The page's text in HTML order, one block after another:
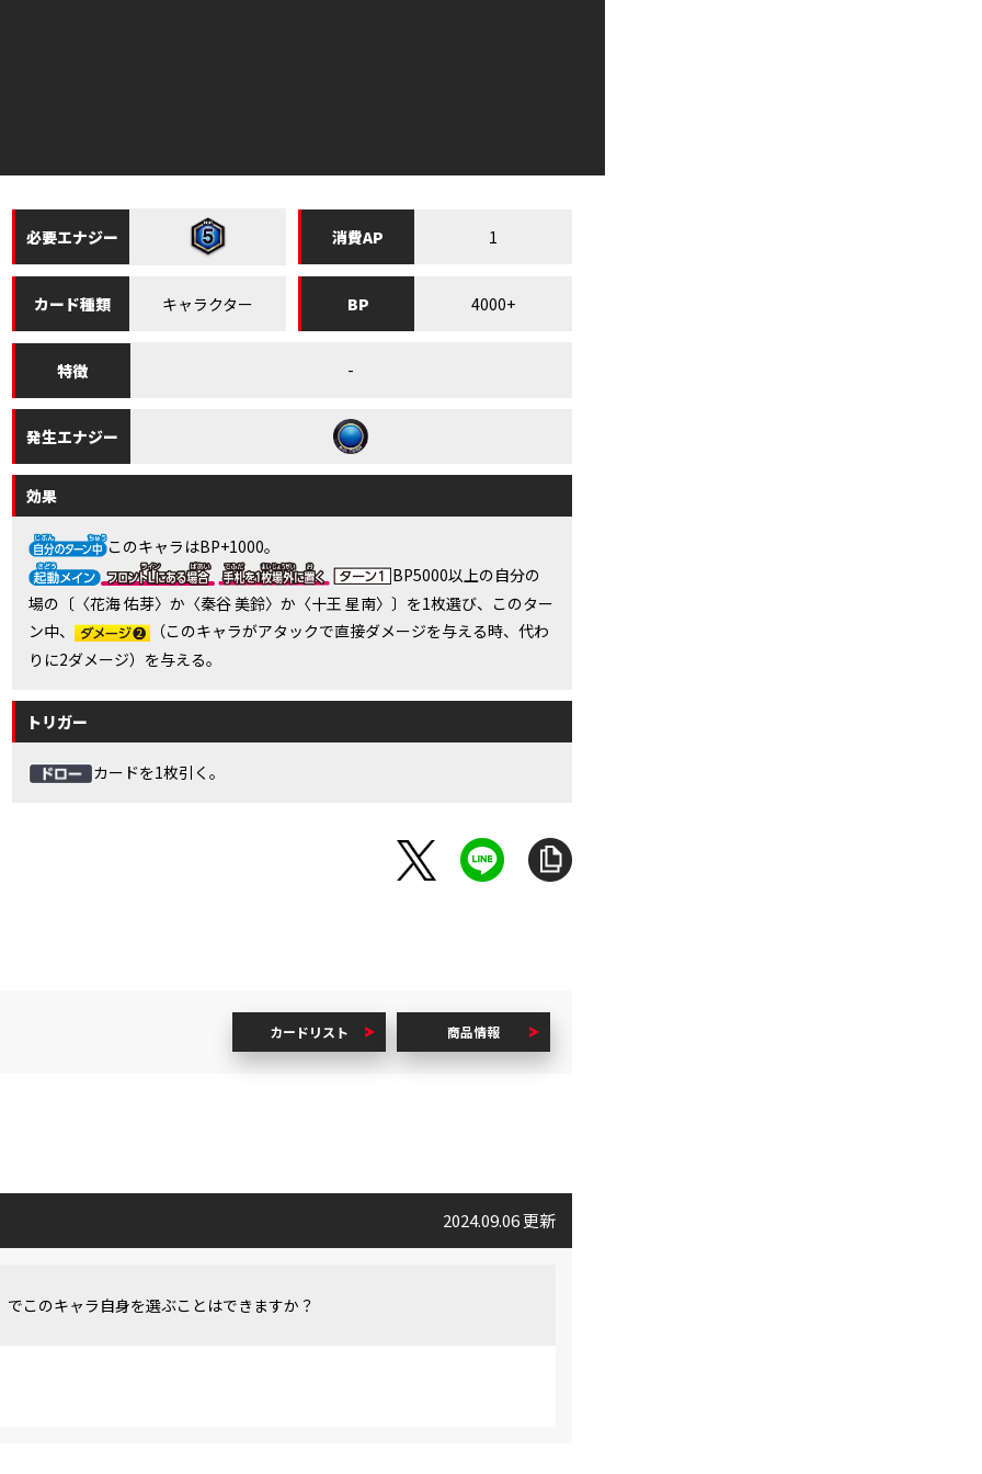
必要エナジー 消費AP 1
カード種類 キャラクター BP 4000+
特徴 -
発生エナジー
効果
このキャラはBP+1000。
BP5000以上の自分の
場の〔〈花海 佑芽〉か〈秦谷 美鈴〉か〈十王 星南〉〕を1枚選び、このター
ン中、
（このキャラがアタックで直接ダメージを与える時、代わ
りに2ダメージ）を与える。
トリガー
カードを1枚引く。
カードリスト 商品情報
2024.09.06 更新
このキャラ自身を選ぶことはできますか？